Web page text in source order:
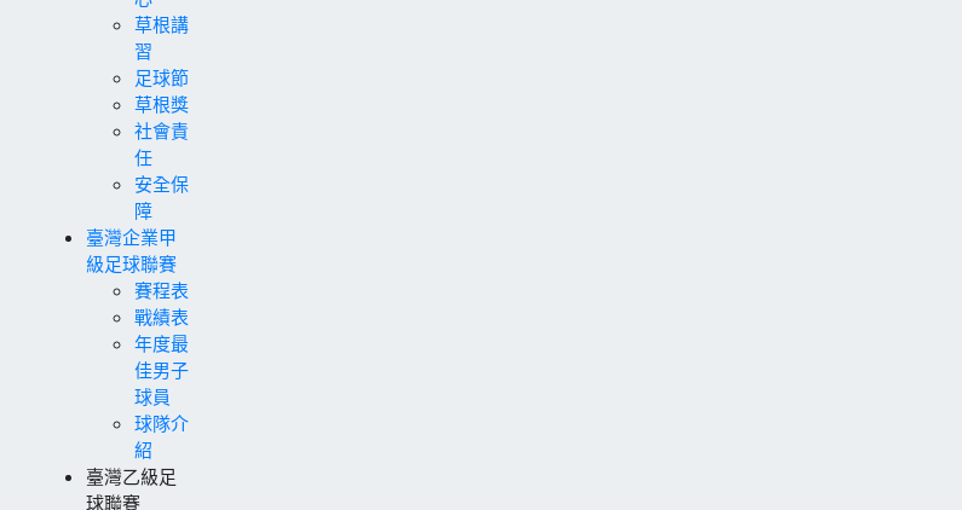
草根講
習
足球節
草根獎
社會責
任
安全保
障
臺灣企業甲
級足球聯賽
賽程表
戰績表
年度最
佳男子
球員
球隊介
紹
臺灣乙級足
球聯賽